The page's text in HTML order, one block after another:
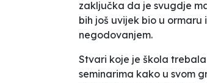
zaključka da je svugdje
bih još uvijek bio u
negodovanjem.
Stvari koje je škola
seminarima kako u svom